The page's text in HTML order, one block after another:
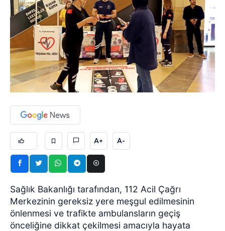
A+ A-
Sağlık Bakanlığı tarafından, 112 Acil Çağrı
Merkezinin gereksiz yere meşgul edilmesinin
önlenmesi ve trafikte ambulansların geçiş
önceliğine dikkat çekilmesi amacıyla hayata